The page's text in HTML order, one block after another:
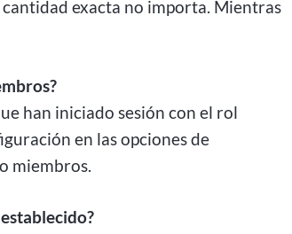
exacta no importa. Mientras
han iniciado sesión con el rol
en las opciones de
miembros.